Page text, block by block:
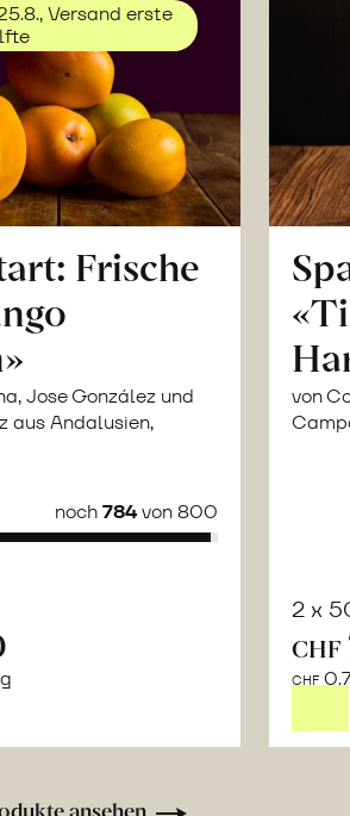
Versand erste
Frische
Jose González und
aus Andalusien,
noch784von 800
Bio-
ohne
von
2 x
CHF
CHF
ansehen